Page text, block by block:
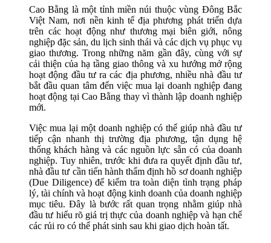
Cao Bằng là một tỉnh miền núi thuộc vùng Đông Bắc
Việt Nam, nơi nền kinh tế địa phương phát triển dựa
trên các hoạt động như thương mại biên giới, nông
nghiệp đặc sản, du lịch sinh thái và các dịch vụ phục vụ
giao thương. Trong những năm gần đây, cùng với sự
cải thiện của hạ tầng giao thông và xu hướng mở rộng
hoạt động đầu tư ra các địa phương, nhiều nhà đầu tư
bắt đầu quan tâm đến việc mua lại doanh nghiệp đang
hoạt động tại Cao Bằng thay vì thành lập doanh nghiệp
mới.
Việc mua lại một doanh nghiệp có thể giúp nhà đầu tư
tiếp cận nhanh thị trường địa phương, tận dụng hệ
thống khách hàng và các nguồn lực sẵn có của doanh
nghiệp. Tuy nhiên, trước khi đưa ra quyết định đầu tư,
nhà đầu tư cần tiến hành thẩm định hồ sơ doanh nghiệp
(Due Diligence) để kiểm tra toàn diện tình trạng pháp
lý, tài chính và hoạt động kinh doanh của doanh nghiệp
mục tiêu. Đây là bước rất quan trọng nhằm giúp nhà
đầu tư hiểu rõ giá trị thực của doanh nghiệp và hạn chế
các rủi ro có thể phát sinh sau khi giao dịch hoàn tất.